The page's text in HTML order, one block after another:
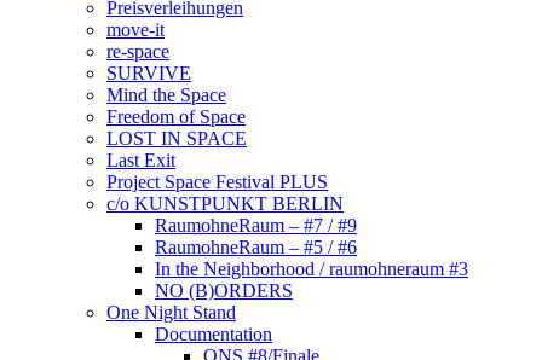
Preisverleihungen
move-it
re-space
SURVIVE
Mind the Space
Freedom of Space
LOST IN SPACE
Last Exit
Project Space Festival PLUS
c/o KUNSTPUNKT BERLIN
RaumohneRaum – #7 / #9
RaumohneRaum – #5 / #6
In the Neighborhood / raumohneraum #3
NO (B)ORDERS
One Night Stand
Documentation
ONS #8/Finale